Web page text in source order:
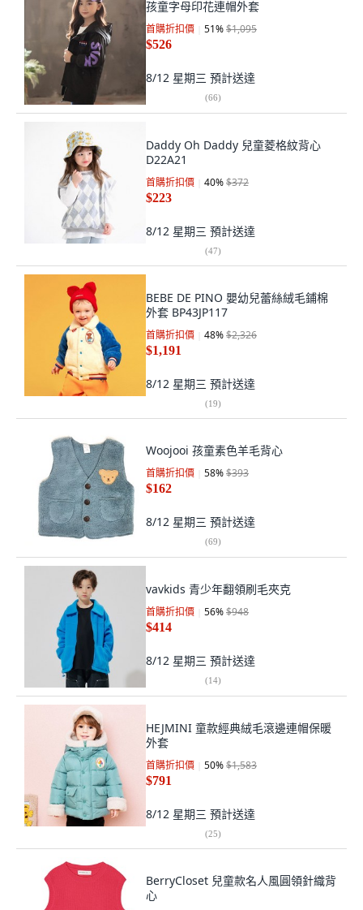
孩童字母印花連帽外套
首購折扣價 51%$1,095
$526
8/12 星期三 預計送達
(66)
Daddy Oh Daddy 兒童菱格紋背心
D22A21
首購折扣價 40%$372
$223
8/12 星期三 預計送達
(47)
BEBE DE PINO 嬰幼兒蕾絲絨毛鋪棉
外套 BP43JP117
首購折扣價 48%$2,326
$1,191
8/12 星期三 預計送達
(19)
Woojooi 孩童素色羊毛背心
首購折扣價 58%$393
$162
8/12 星期三 預計送達
(69)
vavkids 青少年翻領刷毛夾克
首購折扣價 56%$948
$414
8/12 星期三 預計送達
(14)
HEJMINI 童款經典絨毛滾邊連帽保暖
外套
首購折扣價 50%$1,583
$791
8/12 星期三 預計送達
(25)
BerryCloset 兒童款名人風圓領針織背
心